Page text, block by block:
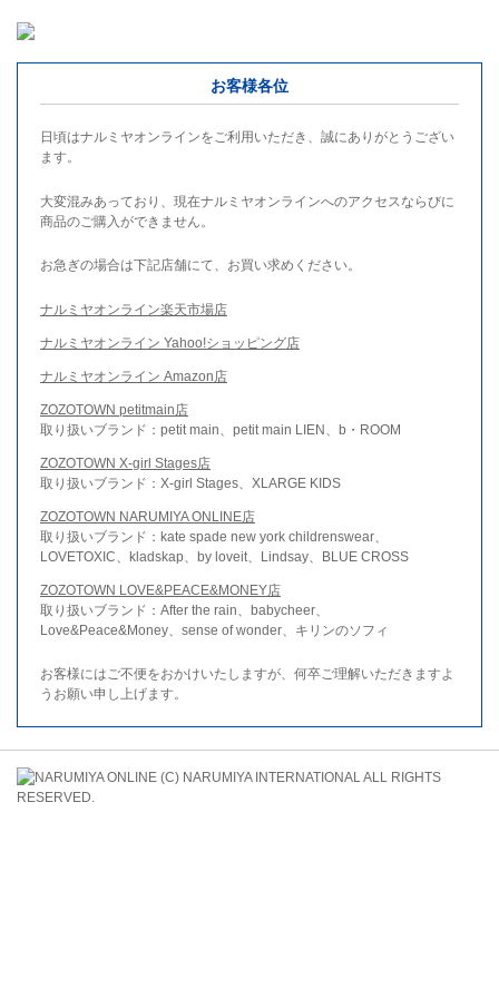
お客様各位
日頃はナルミヤオンラインをご利用いただき、誠にありがとうござい
ます。
大変混みあっており、現在ナルミヤオンラインへのアクセスならびに
商品のご購入ができません。
お急ぎの場合は下記店舗にて、お買い求めください。
ナルミヤオンライン楽天市場店
ナルミヤオンライン Yahoo!ショッピング店
ナルミヤオンライン Amazon店
ZOZOTOWN petitmain店
取り扱いブランド：petit main、petit main LIEN、b・ROOM
ZOZOTOWN X-girl Stages店
取り扱いブランド：X-girl Stages、XLARGE KIDS
ZOZOTOWN NARUMIYA ONLINE店
取り扱いブランド：kate spade new york childrenswear、
LOVETOXIC、kladskap、by loveit、Lindsay、BLUE CROSS
ZOZOTOWN LOVE&PEACE&MONEY店
取り扱いブランド：After the rain、babycheer、
Love&Peace&Money、sense of wonder、キリンのソフィ
お客様にはご不便をおかけいたしますが、何卒ご理解いただきますよ
うお願い申し上げます。